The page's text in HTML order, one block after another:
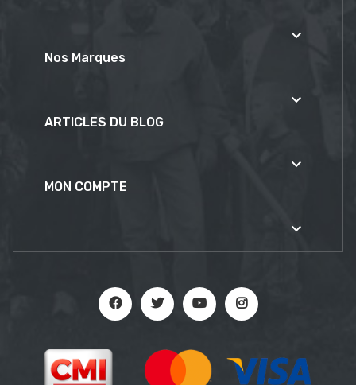

Nos Marques

ARTICLES DU BLOG

MON COMPTE
